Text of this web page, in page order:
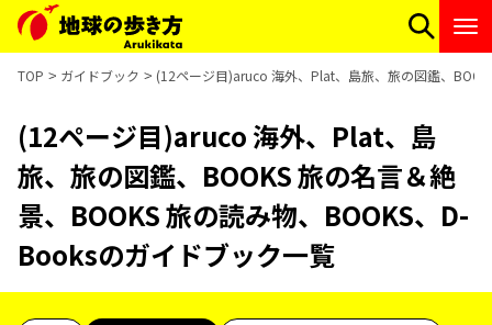
TOP ガイドブック (12ページ目)aruco 海外、Plat、島旅、旅の図鑑、
(12ページ目)aruco 海外、Plat、島
旅、旅の図鑑、BOOKS 旅の名言＆絶
景、BOOKS 旅の読み物、BOOKS、D-
Booksのガイドブック一覧